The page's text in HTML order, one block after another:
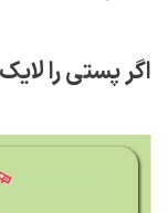
اگر پستی را